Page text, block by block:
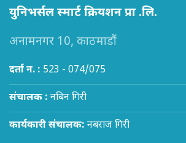
युनिभर्सल स्मार्ट क्रियशन प्रा .लि.
अनामनगर 10, काठमाडौं
दर्ता न. : 523 - 074/075
संचालक : नबिन गिरी
कार्यकारी संचालक: नबराज गिरी